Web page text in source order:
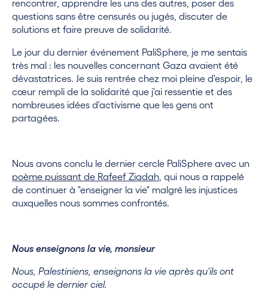
rencontrer, apprendre les uns des autres, poser des
questions sans être censurés ou jugés, discuter de
solutions et faire preuve de solidarité.
Le jour du dernier événement PaliSphere, je me sentais
très mal : les nouvelles concernant Gaza avaient été
dévastatrices. Je suis rentrée chez moi pleine d'espoir, le
cœur rempli de la solidarité que j'ai ressentie et des
nombreuses idées d'activisme que les gens ont
partagées.
Nous avons conclu le dernier cercle PaliSphere avec un
poème puissant de Rafeef Ziadah , qui nous a rappelé
de continuer à "enseigner la vie" malgré les injustices
auxquelles nous sommes confrontés.
Nous enseignons la vie, monsieur
Nous, Palestiniens, enseignons la vie après qu'ils ont
occupé le dernier ciel.